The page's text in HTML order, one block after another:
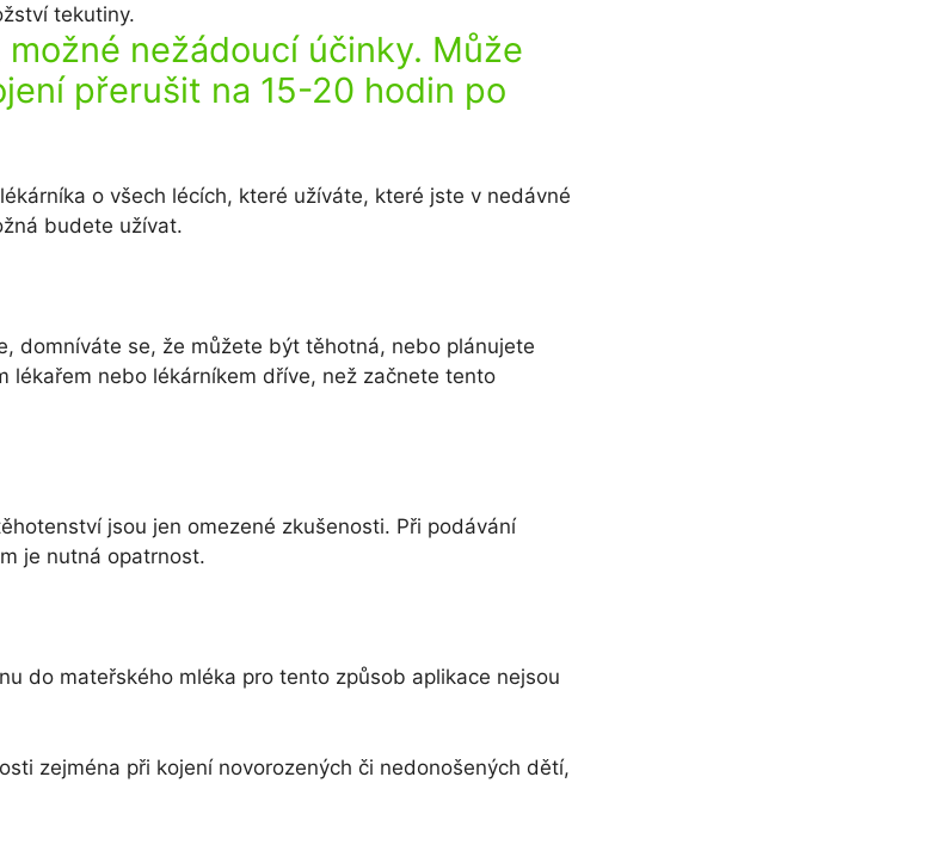
tekutiny.
nežádoucí účinky. Může
přerušit na 15-20 hodin po
o všech lécích, které užíváte, které jste v nedávné
budete užívat.
domníváte se, že můžete být těhotná, nebo plánujete
lékařem nebo lékárníkem dříve, než začnete tento
jsou jen omezené zkušenosti. Při podávání
je nutná opatrnost.
do mateřského mléka pro tento způsob aplikace nejsou
zejména při kojení novorozených či nedonošených dětí,